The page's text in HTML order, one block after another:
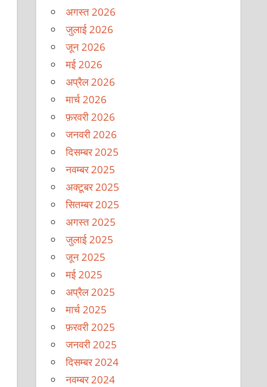
अगस्त 2026
जुलाई 2026
जून 2026
मई 2026
अप्रैल 2026
मार्च 2026
फ़रवरी 2026
जनवरी 2026
दिसम्बर 2025
नवम्बर 2025
अक्टूबर 2025
सितम्बर 2025
अगस्त 2025
जुलाई 2025
जून 2025
मई 2025
अप्रैल 2025
मार्च 2025
फ़रवरी 2025
जनवरी 2025
दिसम्बर 2024
नवम्बर 2024